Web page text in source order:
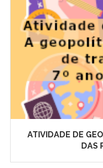
ATIVIDADE DE
DAS